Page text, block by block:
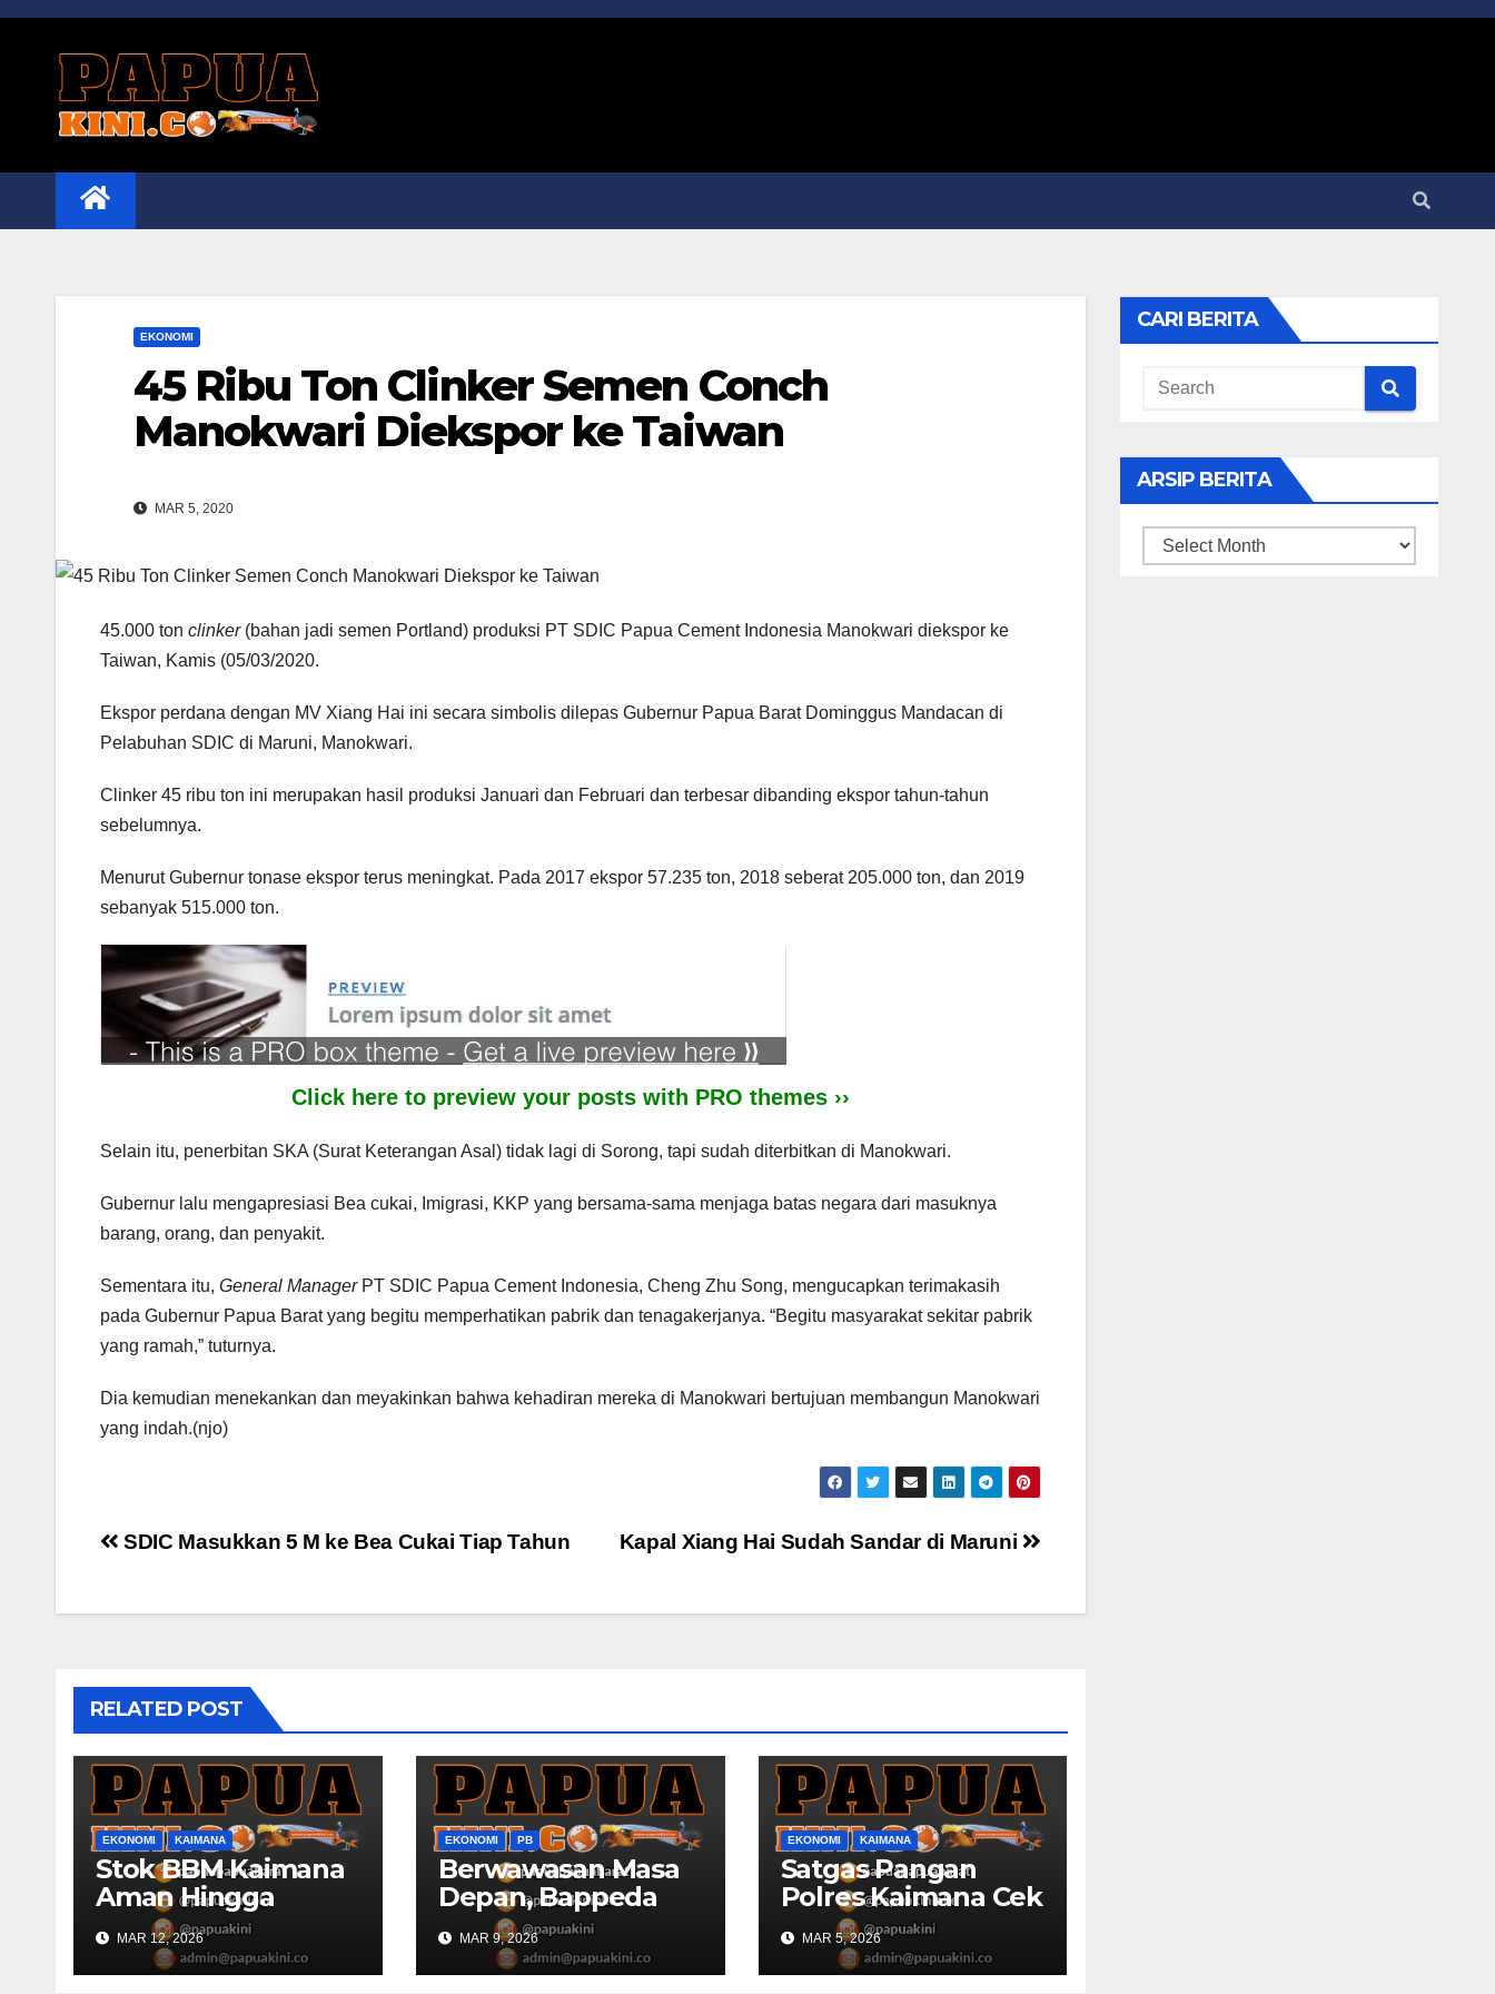
Skip
EKONOMI
45 Ribu Ton Clinker Semen Conch
Manokwari Diekspor ke Taiwan
MAR 5, 2020
45.000 ton clinker(bahan jadi semen Portland) produksi PT SDIC Papua Cement Indonesia Manokwari diekspor ke
Taiwan, Kamis (05/03/2020.
Ekspor perdana dengan MV Xiang Hai ini secara simbolis dilepas Gubernur Papua Barat Dominggus Mandacan di
Pelabuhan SDIC di Maruni, Manokwari.
Clinker 45 ribu ton ini merupakan hasil produksi Januari dan Februari dan terbesar dibanding ekspor tahun-tahun
sebelumnya.
Menurut Gubernur tonase ekspor terus meningkat. Pada 2017 ekspor 57.235 ton, 2018 seberat 205.000 ton, dan 2019
sebanyak 515.000 ton.
Click here to preview your posts with PRO themes ››
Selain itu, penerbitan SKA (Surat Keterangan Asal) tidak lagi di Sorong, tapi sudah diterbitkan di Manokwari.
Gubernur lalu mengapresiasi Bea cukai, Imigrasi, KKP yang bersama-sama menjaga batas negara dari masuknya
barang, orang, dan penyakit.
Sementara itu, General ManagerPT SDIC Papua Cement Indonesia, Cheng Zhu Song, mengucapkan terimakasih
pada Gubernur Papua Barat yang begitu memperhatikan pabrik dan tenagakerjanya. “Begitu masyarakat sekitar pabrik
yang ramah,” tuturnya.
Dia kemudian menekankan dan meyakinkan bahwa kehadiran mereka di Manokwari bertujuan membangun Manokwari
yang indah.(njo)
Post
Kapal Xiang Hai Sudah Sandar di Maruni
SDIC Masukkan 5 M ke Bea Cukai Tiap Tahun
RELATED POST
EKONOMI KAIMANA
Stok BBM Kaimana
Aman Hingga
Lebaran
MAR 12, 2026
EKONOMI PB
Berwawasan Masa
Depan, Bappeda
Papua Barat
Konsultasi Publik
RKPD 2027
MAR 9, 2026
EKONOMI KAIMANA
Satgas Pangan
Polres Kaimana Cek
Harga dan Stok
Bapok di Pasar
MAR 5, 2026
CARI BERITA
ARSIP BERITA
ARSIP